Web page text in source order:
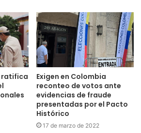
ratifica
Exigen en Colombia
reconteo de votos ante
evidencias de fraude
presentadas por el Pacto
Histórico
17 de marzo de 2022